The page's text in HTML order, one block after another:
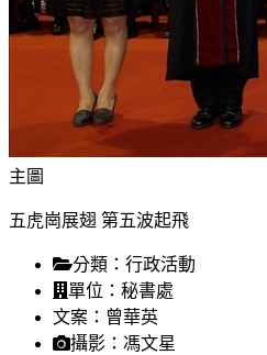
主圖
五虎崗展翅 第五波起飛
分類： 行政活動
單位： 秘書處
文案： 曾華英
攝影： 馮文星